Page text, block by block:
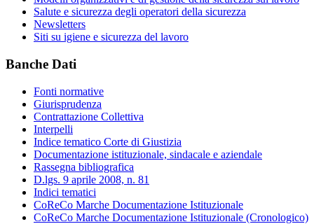
Salute e sicurezza degli operatori della sicurezza
Newsletters
Siti su igiene e sicurezza del lavoro
Banche Dati
Fonti normative
Giurisprudenza
Contrattazione Collettiva
Interpelli
Indice tematico Corte di Giustizia
Documentazione istituzionale, sindacale e aziendale
Rassegna bibliografica
D.lgs. 9 aprile 2008, n. 81
Indici tematici
CoReCo Marche Documentazione Istituzionale
CoReCo Marche Documentazione Istituzionale (Cronologico)